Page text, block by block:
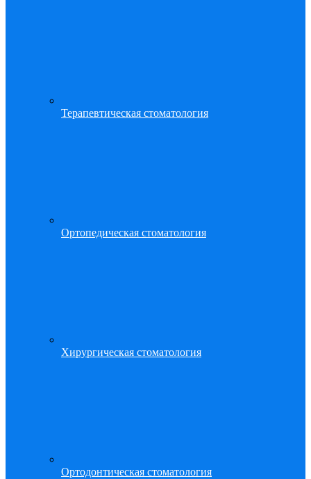
Терапевтическая стоматология
Ортопедическая стоматология
Хирургическая стоматология
Ортодонтическая стоматология